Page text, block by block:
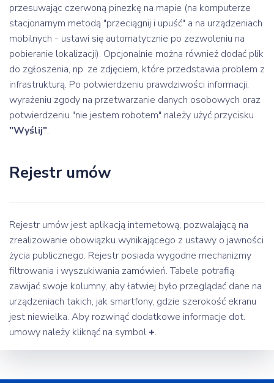
przesuwając czerwoną pinezkę na mapie (na komputerze
stacjonarnym metodą "przeciągnij i upuść" a na urządzeniach
mobilnych - ustawi się automatycznie po zezwoleniu na
pobieranie lokalizacji). Opcjonalnie można również dodać plik
do zgłoszenia, np. ze zdjęciem, które przedstawia problem z
infrastrukturą. Po potwierdzeniu prawdziwości informacji,
wyrażeniu zgody na przetwarzanie danych osobowych oraz
potwierdzeniu "nie jestem robotem" należy użyć przycisku
"Wyślij".
Rejestr umów
Rejestr umów jest aplikacją internetową, pozwalającą na
zrealizowanie obowiązku wynikającego z ustawy o jawności
życia publicznego. Rejestr posiada wygodne mechanizmy
filtrowania i wyszukiwania zamówień. Tabele potrafią
zawijać swoje kolumny, aby łatwiej było przeglądać dane na
urządzeniach takich, jak smartfony, gdzie szerokość ekranu
jest niewielka. Aby rozwinąć dodatkowe informacje dot.
umowy należy kliknąć na symbol+.